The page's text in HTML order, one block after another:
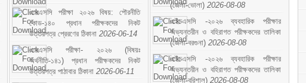
এসএসসি পরীক্ষা ২০২৬ বিষয়: পৌরনীতি
কোড-১৪০ প্রধান পরীক্ষকদের নিকট
উত্তরপত্র প্রেরণের ঠিকানা 2026-06-14
এসএসসি পরীক্ষা- ২০২৬ (বিষয়ঃ
অর্থনীতি-১৪১) প্রধান পরীক্ষকদের নিকট
উত্তরপত্র পাঠাবার ঠিকানা 2026-06-11
(জেলা-ভোলা) 2026-08-08
এইচএসসি -২০২৬ ব্যবহারিক পরীক্ষার
অভ্যন্তরীন ও বহিরাগত পরীক্ষকদের তালিকা
(জেলা-বরগুনা) 2026-08-08
এইচএসসি -২০২৬ ব্যবহারিক পরীক্ষার
অভ্যন্তরীন ও বহিরাগত পরীক্ষকদের তালিকা
(জেলা-বরিশাল) 2026-08-08